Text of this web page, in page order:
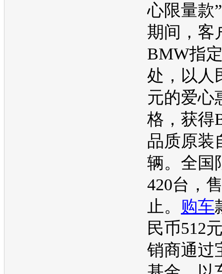
心限量款
期间，客
BMW指
处，以人
元的爱心
格，获得
品质原装
辆。全国
420台，
止。 购车
民币512
销商通过